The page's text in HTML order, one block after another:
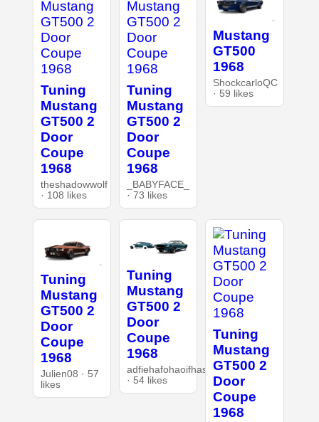
Tuning
Mustang
GT500 2
Door
Coupe
1968
theshadowwolf
· 108 likes
Tuning
Mustang
GT500 2
Door
Coupe
1968
_BABYFACE_
· 73 likes
Mustang
GT500
1968
ShockcarloQC
· 59 likes
Tuning
Mustang
GT500 2
Door
Coupe
1968
Julien08 · 57
likes
Tuning
Mustang
GT500 2
Door
Coupe
1968
adfiehafohaoifhasd
· 54 likes
Tuning
Mustang
GT500 2
Door
Coupe
1968